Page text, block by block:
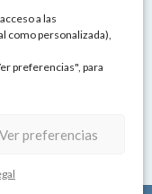
a las
como personalizada),
preferencias", para
Ver preferencias